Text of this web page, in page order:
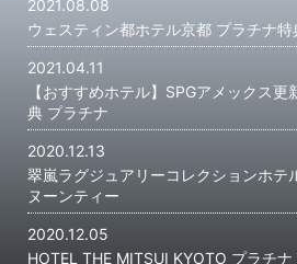
2021.08.08
ウェスティン都ホテル京都 プラチナ
2021.04.11
【おすすめホテル】SPGアメックス
典 プラチナ
2020.12.13
翠嵐ラグジュアリーコレクションホテ
ヌーンティー
2020.12.05
HOTEL THE MITSUI KYOTO プラチ